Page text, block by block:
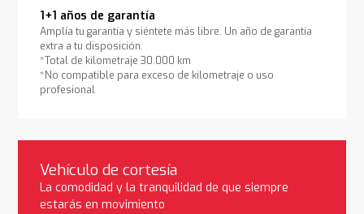
1+1 años de garantía
Amplía tu garantía y siéntete más libre. Un año de garantía
extra a tu disposición.
*Total de kilometraje 30.000 km
*No compatible para exceso de kilometraje o uso
profesional
Vehículo de cortesía
La comodidad y la tranquilidad de que siempre
estarás en movimiento